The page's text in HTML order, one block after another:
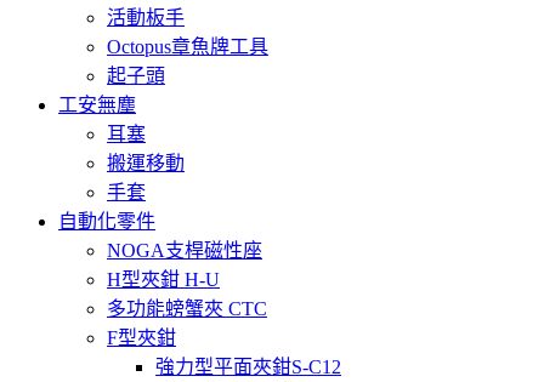
活動板手
Octopus章魚牌工具
起子頭
工安無塵
耳塞
搬運移動
手套
自動化零件
NOGA支桿磁性座
H型夾鉗 H-U
多功能螃蟹夾 CTC
F型夾鉗
強力型平面夾鉗S-C12